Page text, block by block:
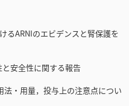
ARNIのエビデンスと腎保護を
安全性に関する報告
・用量，投与上の注意点につい